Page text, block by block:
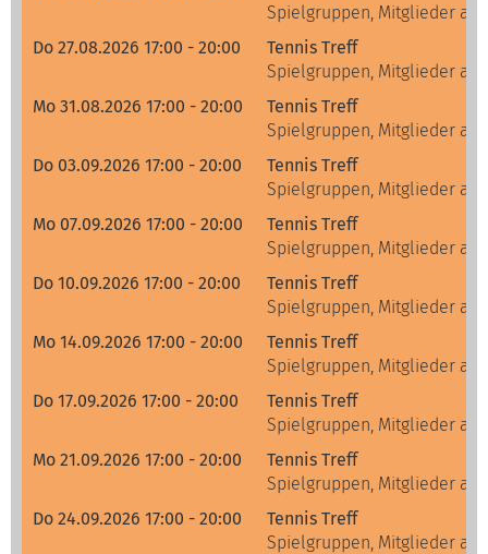
Spielgruppen, Mitglieder
Do 27.08.2026 17:00 - 20:00
Tennis Treff
Spielgruppen, Mitglieder
Mo 31.08.2026 17:00 - 20:00
Tennis Treff
Spielgruppen, Mitglieder
Do 03.09.2026 17:00 - 20:00
Tennis Treff
Spielgruppen, Mitglieder
Mo 07.09.2026 17:00 - 20:00
Tennis Treff
Spielgruppen, Mitglieder
Do 10.09.2026 17:00 - 20:00
Tennis Treff
Spielgruppen, Mitglieder
Mo 14.09.2026 17:00 - 20:00
Tennis Treff
Spielgruppen, Mitglieder
Do 17.09.2026 17:00 - 20:00
Tennis Treff
Spielgruppen, Mitglieder
Mo 21.09.2026 17:00 - 20:00
Tennis Treff
Spielgruppen, Mitglieder
Do 24.09.2026 17:00 - 20:00
Tennis Treff
Spielgruppen, Mitglieder